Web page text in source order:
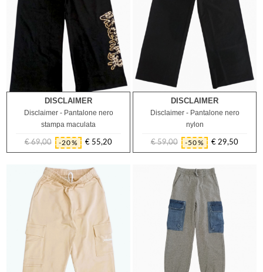
14A
DISCLAIMER
Disclaimer - Pantalone nero
stampa maculata
Prezzo
€ 69,00 -20%
Prezzo
€ 55,20
14A
DISCLAIMER
Disclaimer - Pantalone nero
nylon
Prezzo
€ 59,00 -50%
Prezzo
€ 29,50